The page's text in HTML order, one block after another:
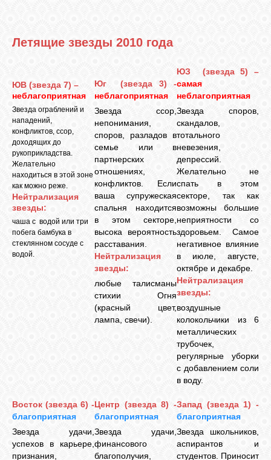
GOOGLE+
Летящие звезды 2010 года
ЮВ (звезда 7) –
неблагоприятная
Звезда ограблений и
нападений,
конфликтов, ссор,
доходящих до
рукоприкладства.
Желательно
находиться в этой зоне
как можно реже.
Нейтрализация
звезды:
чаша с водой или три
побега бамбука в
стеклянном сосуде с
водой.
Юг (звезда 3) -
неблагоприятная
Звезда ссор,
непонимания,
споров, разладов в
семье или в
партнерских
отношениях,
конфликтов. Если
ваша супружеская
спальня находится
в этом секторе,
высока вероятность
расставания.
Нейтрализация
звезды:
любые талисманы
стихии Огня
(красный цвет,
лампа, свечи).
ЮЗ (звезда 5) –
самая
неблагоприятная
Звезда споров,
скандалов,
тотального
невезения,
депрессий.
Желательно не
спать в этом
секторе, так как
возможны большие
неприятности со
здоровьем. Самое
негативное влияние
в июле, августе,
октябре и декабре.
Нейтрализация
звезды:
воздушные
колокольчики из 6
металлических
трубочек,
регулярные уборки
с добавлением соли
в воду.
Восток (звезда 6) -
благоприятная
Звезда удачи,
успехов в карьере,
признания,
Центр (звезда 8) -
благоприятная
Звезда удачи,
финансового
благополучия,
Запад (звезда 1) -
благоприятная
Звезда школьников,
аспирантов и
студентов. Приносит